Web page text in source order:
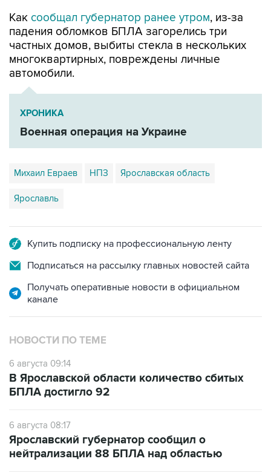
Как сообщал губернатор ранее утром, из-за
падения обломков БПЛА загорелись три
частных домов, выбиты стекла в нескольких
многоквартирных, повреждены личные
автомобили.
ХРОНИКА
Военная операция на Украине
Михаил Евраев НПЗ Ярославская область
Ярославль
Купить подписку на профессиональную ленту
Подписаться на рассылку главных новостей сайта
Получать оперативные новости в официальном
канале
НОВОСТИ ПО ТЕМЕ
6 августа 09:14
В Ярославской области количество сбитых
БПЛА достигло 92
6 августа 08:17
Ярославский губернатор сообщил о
нейтрализации 88 БПЛА над областью